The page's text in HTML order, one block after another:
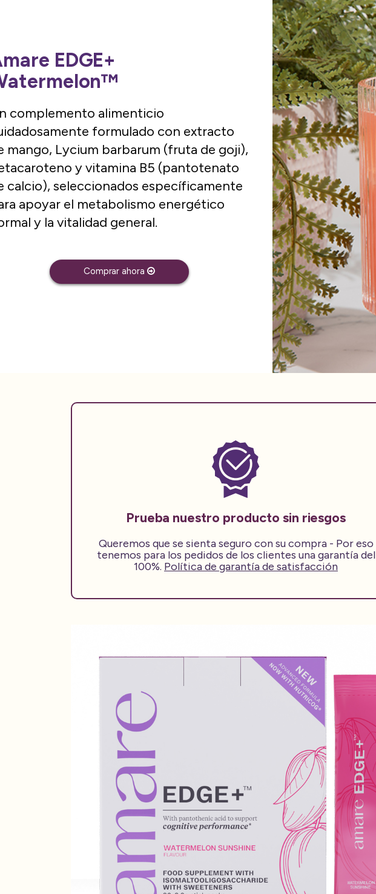
EDGE+
complemento alimenticio
formulado con extracto
mango, Lycium barbarum (fruta de goji),
y vitamina B5 (pantotenato
calcio), seleccionados específicamente
apoyar el metabolismo energético
y la vitalidad general.
Comprar ahora
Prueba nuestro producto sin riesgos
Queremos que se sienta seguro con su compra - Por eso
tenemos para los pedidos de los clientes una garantía del
100%. Política de garantía de satisfacción